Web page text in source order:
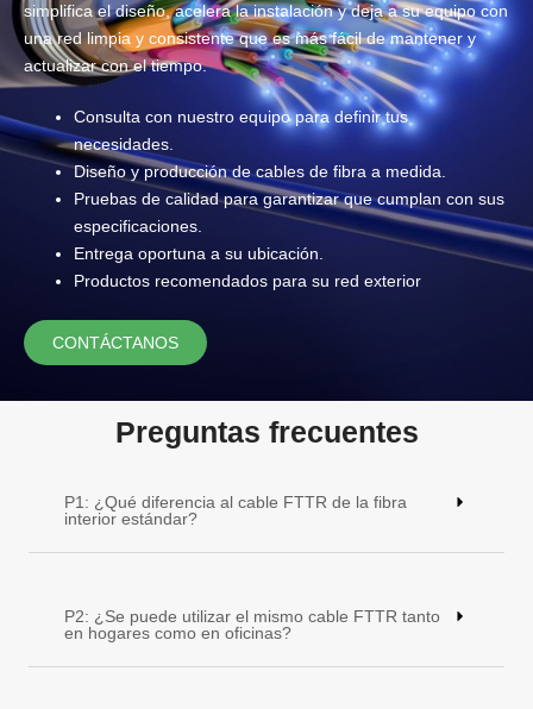
simplifica el diseño, acelera la instalación y deja a su equipo con
una red limpia y consistente que es más fácil de mantener y
actualizar con el tiempo.
Consulta con nuestro equipo para definir tus
necesidades.
Diseño y producción de cables de fibra a medida.
Pruebas de calidad para garantizar que cumplan con sus
especificaciones.
Entrega oportuna a su ubicación.
Productos recomendados para su red exterior
CONTÁCTANOS
Preguntas frecuentes
P1: ¿Qué diferencia al cable FTTR de la fibra
interior estándar?
P2: ¿Se puede utilizar el mismo cable FTTR tanto
en hogares como en oficinas?